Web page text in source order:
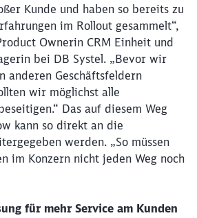
Kunde und haben so bereits zu
im Rollout gesammelt“,
Ownerin CRM Einheit und
bei DB Systel. „Bevor wir
anderen Geschäftsfeldern
wir möglichst alle
Das auf diesem Weg
kann so direkt an die
werden. „So müssen
im Konzern nicht jeden Weg noch
für mehr Service am Kunden